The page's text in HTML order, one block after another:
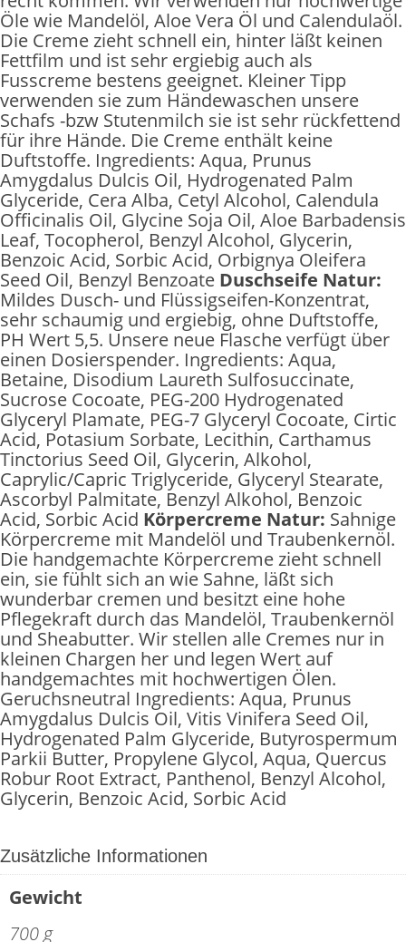
Öle wie Mandelöl, Aloe Vera Öl und Calendulaöl.
Die Creme zieht schnell ein, hinter läßt keinen
Fettfilm und ist sehr ergiebig auch als
Fusscreme bestens geeignet. Kleiner Tipp
verwenden sie zum Händewaschen unsere
Schafs -bzw Stutenmilch sie ist sehr rückfettend
für ihre Hände. Die Creme enthält keine
Duftstoffe. Ingredients: Aqua, Prunus
Amygdalus Dulcis Oil, Hydrogenated Palm
Glyceride, Cera Alba, Cetyl Alcohol, Calendula
Officinalis Oil, Glycine Soja Oil, Aloe Barbadensis
Leaf, Tocopherol, Benzyl Alcohol, Glycerin,
Benzoic Acid, Sorbic Acid, Orbignya Oleifera
Seed Oil, Benzyl Benzoate Duschseife Natur:
Mildes Dusch- und Flüssigseifen-Konzentrat,
sehr schaumig und ergiebig, ohne Duftstoffe,
PH Wert 5,5. Unsere neue Flasche verfügt über
einen Dosierspender. Ingredients: Aqua,
Betaine, Disodium Laureth Sulfosuccinate,
Sucrose Cocoate, PEG-200 Hydrogenated
Glyceryl Plamate, PEG-7 Glyceryl Cocoate, Cirtic
Acid, Potasium Sorbate, Lecithin, Carthamus
Tinctorius Seed Oil, Glycerin, Alkohol,
Caprylic/Capric Triglyceride, Glyceryl Stearate,
Ascorbyl Palmitate, Benzyl Alkohol, Benzoic
Acid, Sorbic Acid Körpercreme Natur: Sahnige
Körpercreme mit Mandelöl und Traubenkernöl.
Die handgemachte Körpercreme zieht schnell
ein, sie fühlt sich an wie Sahne, läßt sich
wunderbar cremen und besitzt eine hohe
Pflegekraft durch das Mandelöl, Traubenkernöl
und Sheabutter. Wir stellen alle Cremes nur in
kleinen Chargen her und legen Wert auf
handgemachtes mit hochwertigen Ölen.
Geruchsneutral Ingredients: Aqua, Prunus
Amygdalus Dulcis Oil, Vitis Vinifera Seed Oil,
Hydrogenated Palm Glyceride, Butyrospermum
Parkii Butter, Propylene Glycol, Aqua, Quercus
Robur Root Extract, Panthenol, Benzyl Alcohol,
Glycerin, Benzoic Acid, Sorbic Acid
Zusätzliche Informationen
Gewicht
700 g